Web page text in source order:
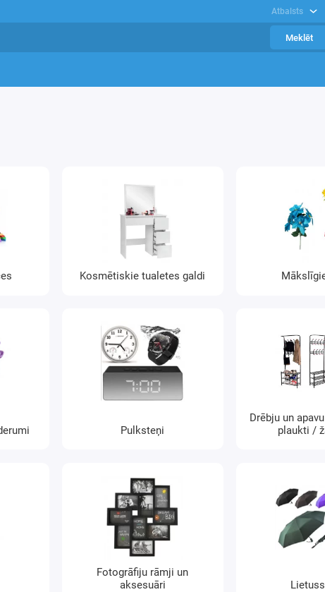
Atbalsts
Meklēt
Kosmētiskie tualetes galdi
Pulksteņi
Drēbju un
plaukti /
Fotogrāfiju rāmji un
aksesuāri